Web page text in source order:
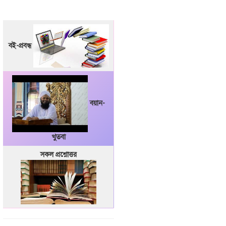
বই-প্রবন্ধ
বয়ান-
খুতবা
সকল প্রশ্নোত্তর